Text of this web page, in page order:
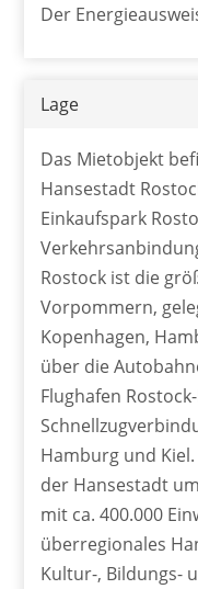
Der
Lage
Das Mietobjekt
Hansestadt
Einkaufspark
Rostock ist die
Vorpommern,
Kopenhagen,
über die
Flughafen
Hamburg und
der Hansestadt
mit ca. 400.000
überregionales
Kultur-, Bildungs-